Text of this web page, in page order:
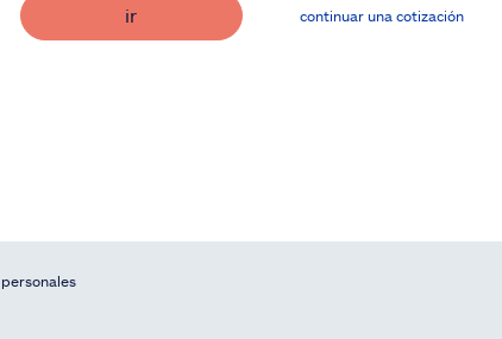
ir continuar una cotización